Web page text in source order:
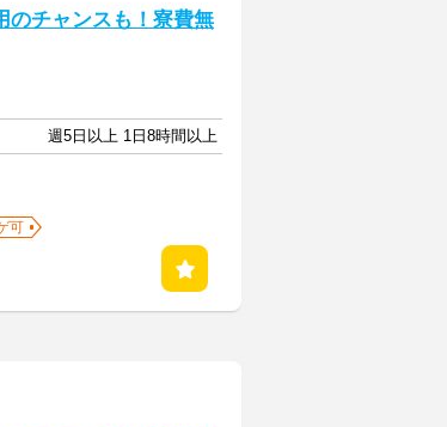
チャンスも！寮費無
週5日以上 1日8時間以上
可